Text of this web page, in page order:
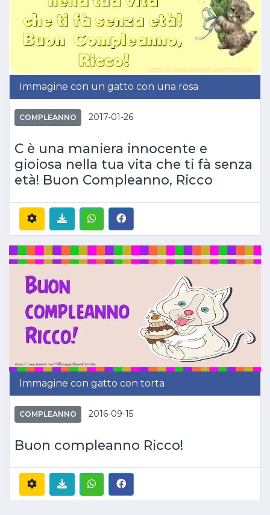
Immagine con un gatto con una rosa
COMPLEANNO 2017-01-26
C è una maniera innocente e
gioiosa nella tua vita che ti fà senza
età! Buon Compleanno, Ricco
Immagine con gatto con torta
COMPLEANNO 2016-09-15
Buon compleanno Ricco!